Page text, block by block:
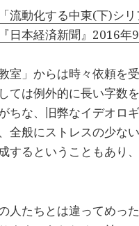
流動化する中東(下)シ
日本経済新聞』2016年
教室」からは時々依頼を
ては例外的に長い字数
ちな、旧弊なイデオロ
全般にストレスの少な
するということもあり
人たちとは違ってめっ